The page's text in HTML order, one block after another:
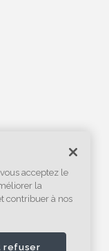
acceptez le
la
contribuer à nos
refuser